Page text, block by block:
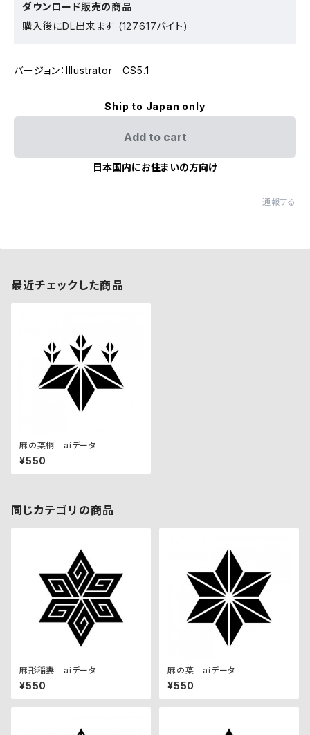
ダウンロード販売の商品
購入後にDL出来ます (127617バイト)
バージョン：Illustrator CS5.1
Ship to Japan only
Add to cart
日本国内にお住まいの方向け
通報する
最近チェックした商品
麻の葉桐 aiデータ
¥550
同じカテゴリの商品
麻形稲妻 aiデータ
¥550
麻の葉 aiデータ
¥550